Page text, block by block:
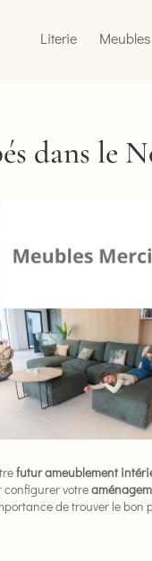
Literie Meubles
dans le
futur ameublement
configurer votre
de trouver le